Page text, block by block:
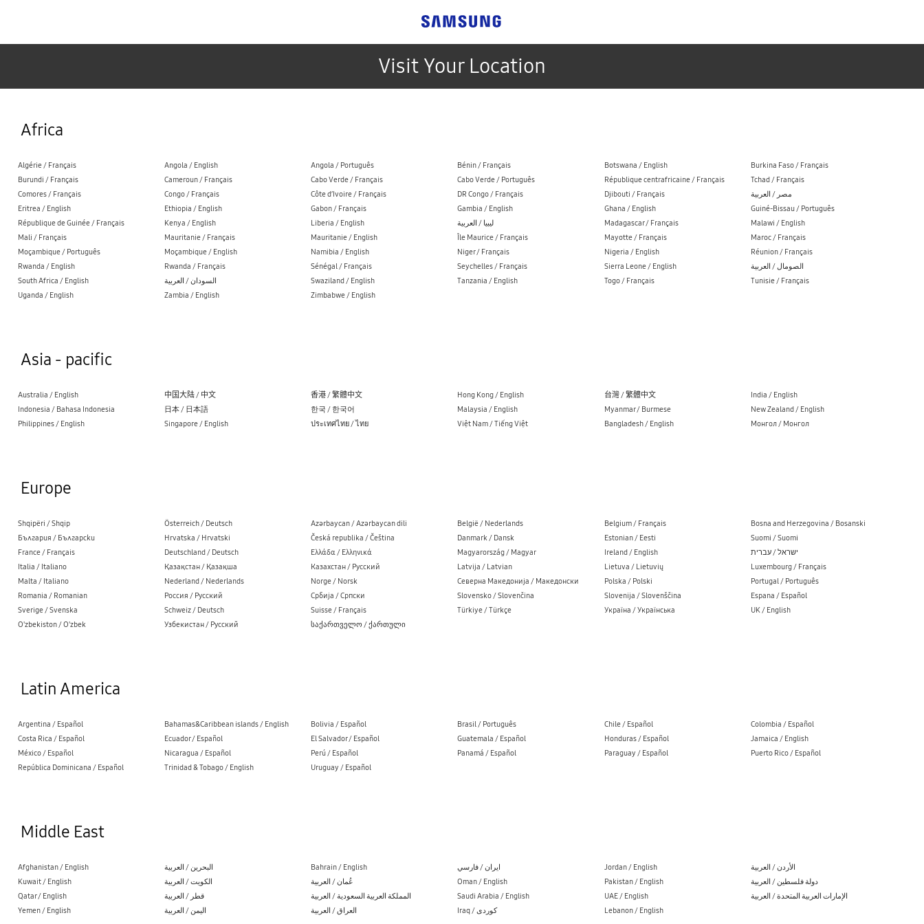
Visit Your Location
Africa
Algérie / Français Angola / English Angola / Português Bénin / Français Botswana / English
Burkina Faso / Français
Burundi / Français
Cameroun / Français Cabo Verde / Français Cabo Verde / Português République centrafricaine / Français
Tchad / Français
Comores / Français
Congo / Français Côte d’Ivoire / Français DR Congo / Français Djibouti / Français
مصر / العربية
Eritrea / English
Ethiopia / English Gabon / Français Gambia / English Ghana / English
Guiné-Bissau / Português
République de Guinée / Français
Kenya / English Liberia / English ليبيا / العربية Madagascar / Français
Malawi / English
Mali / Français
Mauritanie / Français Mauritanie / English Île Maurice / Français Mayotte / Français
Maroc / Français
Moçambique / Português
Moçambique / English Namibia / English Niger / Français Nigeria / English
Réunion / Français
Rwanda / English
Rwanda / Français Sénégal / Français Seychelles / Français Sierra Leone / English
الصومال / العربية
South Africa / English
السودان / العربية Swaziland / English Tanzania / English Togo / Français
Tunisie / Français
Uganda / English
Zambia / English Zimbabwe / English
Asia - pacific
Australia / English 中国大陆 / 中文 香港 / 繁體中文 Hong Kong / English 台灣 / 繁體中文
India / English
Indonesia / Bahasa Indonesia
日本 / 日本語 한국 / 한국어 Malaysia / English Myanmar / Burmese
New Zealand / English
Philippines / English
Singapore / English ประเทศไทย / ไทย Việt Nam / Tiếng Việt Bangladesh / English Монгол / Монгол
Europe
Shqipëri / Shqip Österreich / Deutsch Azərbaycan / Azərbaycan dili België / Nederlands Belgium / Français
Bosna and Herzegovina / Bosanski
България / Български
Hrvatska / Hrvatski Česká republika / Čeština Danmark / Dansk Estonian / Eesti
Suomi / Suomi
France / Français
Deutschland / Deutsch Ελλάδα / Ελληνικά Magyarország / Magyar Ireland / English
ישראל / עברית
Italia / Italiano
Қазақстан / Қазақша Казахстан / Русский Latvija / Latvian Lietuva / Lietuvių
Luxembourg / Français
Malta / Italiano
Nederland / Nederlands Norge / Norsk Северна Македонија / Македонски Polska / Polski
Portugal / Português
Romania / Romanian
Россия / Русский Cрбија / Cрпски Slovensko / Slovenčina Slovenija / Slovenščina
Espana / Español
Sverige / Svenska
Schweiz / Deutsch Suisse / Français Türkiye / Türkçe Україна / Українська
UK / English
O'zbekiston / O'zbek
Узбекистан / Русский საქართველო / ქართული
Latin America
Argentina / Español Bahamas&Caribbean islands / English Bolivia / Español Brasil / Português Chile / Español
Colombia / Español
Costa Rica / Español
Ecuador / Español El Salvador / Español Guatemala / Español Honduras / Español
Jamaica / English
México / Español
Nicaragua / Español Perú / Español Panamá / Español Paraguay / Español
Puerto Rico / Español
República Dominicana / Español
Trinidad & Tobago / English Uruguay / Español
Middle East
Afghanistan / English البحرين / العربية Bahrain / English ایران / فارسي Jordan / English
الأردن / العربية
Kuwait / English
الكويت / العربية عُمان / العربية Oman / English Pakistan / English
دولة فلسطين / العربية
Qatar / English
قطر / العربية المملكة العربية السعودية / العربية Saudi Arabia / English UAE / English
الإمارات العربية المتحدة / العربية
Yemen / English
اليمن / العربية العراق / العربية Iraq / کوردی Lebanon / English